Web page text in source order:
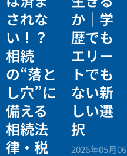
されな
い！？
相続
の“落と
し穴”に
備える
相続法
律・税
か｜学
歴でも
エリー
トでも
ない新
しい選
択
2026年05月06